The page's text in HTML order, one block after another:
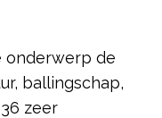
onderwerp de
ballingschap,
zeer